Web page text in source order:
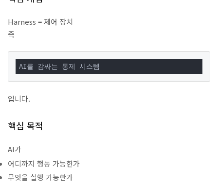
Harness = 제어 장치
즉
AI를 감싸는 통제 시스템
입니다.
핵심 목적
AI가
어디까지 행동 가능한가
무엇을 실행 가능한가